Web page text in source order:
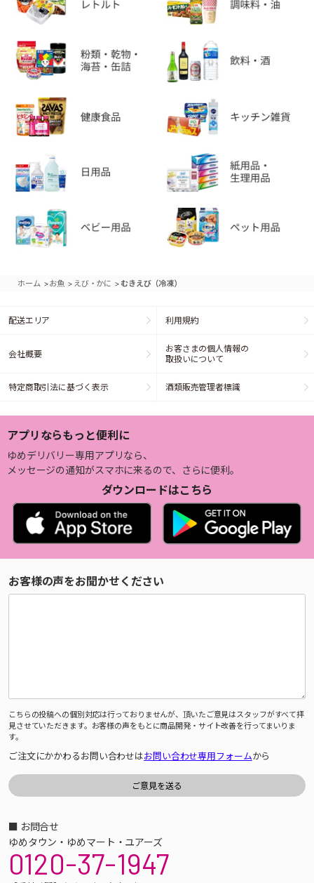
ホーム >お魚 > えび・かに > むきえび（冷凍）
配送エリア 利用規約
会社概要
お客さまの個人情報の
取扱いについて
特定商取引法に基づく表示 酒類販売管理者標識
アプリならもっと便利に
ゆめデリバリー専用アプリなら、
メッセージの通知がスマホに来るので、さらに便利。
ダウンロードはこちら
お客様の声をお聞かせください
こちらの投稿への個別対応は行っておりませんが、頂いたご意見はスタッフがすべて拝
見させていただきます。お客様の声をもとに商品開発・サイト改善を行ってまいりま
す。
ご注文にかかわるお問い合わせはお問い合わせ専用フォームから
■ お問合せ
ゆめタウン・ゆめマート・ユアーズ
0120-37-1947